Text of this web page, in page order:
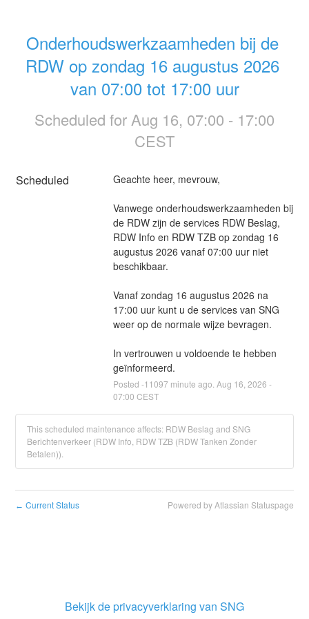
Onderhoudswerkzaamheden bij de
RDW op zondag 16 augustus 2026
van 07:00 tot 17:00 uur
Scheduled for Aug 16, 07:00 - 17:00
CEST
Scheduled Geachte heer, mevrouw,
Vanwege onderhoudswerkzaamheden bij
de RDW zijn de services RDW Beslag,
RDW Info en RDW TZB op zondag 16
augustus 2026 vanaf 07:00 uur niet
beschikbaar.
Vanaf zondag 16 augustus 2026 na
17:00 uur kunt u de services van SNG
weer op de normale wijze bevragen.
In vertrouwen u voldoende te hebben
geïnformeerd.
Posted -11097 minute ago. Aug 16 2026 -
07:00 CEST
This scheduled maintenance affects: RDW Beslag and SNG
Berichtenverkeer (RDW Info, RDW TZB (RDW Tanken Zonder
Betalen)).
← Current Status Powered by Atlassian Statuspage
Bekijk de privacyverklaring van SNG